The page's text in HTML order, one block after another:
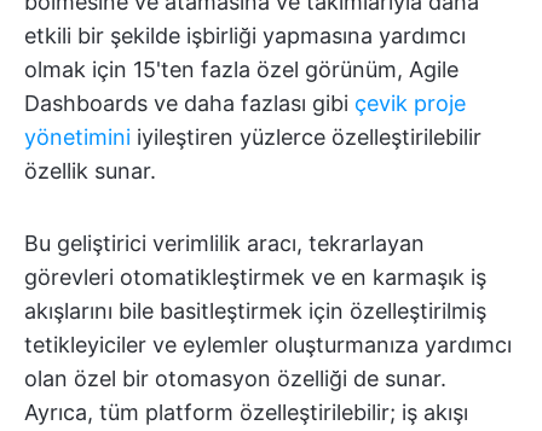
etkili bir şekilde işbirliği yapmasına yardımcı
olmak için 15'ten fazla özel görünüm, Agile
Dashboards ve daha fazlası gibi çevik proje
yönetimini iyileştiren yüzlerce özelleştirilebilir
özellik sunar.
Bu geliştirici verimlilik aracı, tekrarlayan
görevleri otomatikleştirmek ve en karmaşık iş
akışlarını bile basitleştirmek için özelleştirilmiş
tetikleyiciler ve eylemler oluşturmanıza yardımcı
olan özel bir otomasyon özelliği de sunar.
Ayrıca, tüm platform özelleştirilebilir; iş akışı